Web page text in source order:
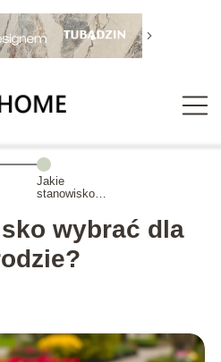
Jakie
stanowisko
ogrodzie?
wybrać dla